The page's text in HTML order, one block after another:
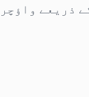
ذریعے